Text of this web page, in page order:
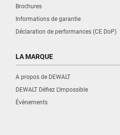
Brochures
Informations de garantie
Déclaration de performances (CE DoP)
LA MARQUE
A propos de DEWALT
DEWALT Défiez L'Impossible
Évènements